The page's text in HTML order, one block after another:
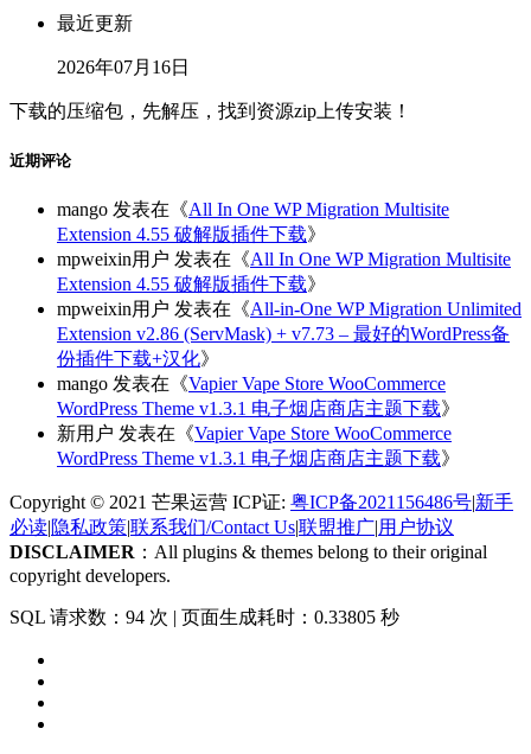
最近更新
2026年07月16日
下载的压缩包，先解压，找到资源zip上传安装！
近期评论
mango 发表在《All In One WP Migration Multisite
Extension 4.55 破解版插件下载》
mpweixin用户 发表在《All In One WP Migration Multisite
Extension 4.55 破解版插件下载》
mpweixin用户 发表在《All-in-One WP Migration Unlimited
Extension v2.86 (ServMask) + v7.73 – 最好的WordPress备
份插件下载+汉化》
mango 发表在《Vapier Vape Store WooCommerce
WordPress Theme v1.3.1 电子烟店商店主题下载》
新用户 发表在《Vapier Vape Store WooCommerce
WordPress Theme v1.3.1 电子烟店商店主题下载》
Copyright © 2021 芒果运营 ICP证: 粤ICP备2021156486号|新手
必读|隐私政策|联系我们/Contact Us|联盟推广|用户协议
DISCLAIMER ：All plugins & themes belong to their original
copyright developers.
SQL 请求数：94 次 | 页面生成耗时：0.33805 秒